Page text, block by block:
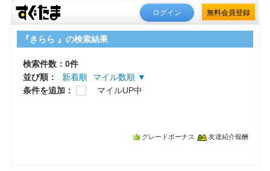
ログイン 無料会員登録
『きらら 』の検索結果
検索件数：0件
並び順：
新着順
マイル数順 ▼
条件を追加：
マイルUP中
グレードボーナス 友達紹介報酬